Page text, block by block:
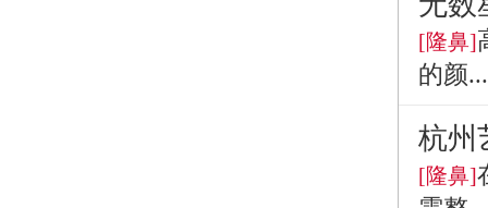
[隆鼻]
的颜...
杭州
[隆鼻]